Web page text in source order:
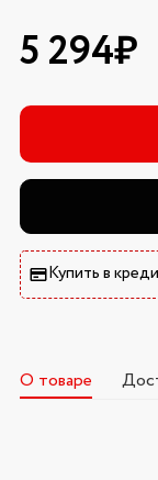
5 294₽
Купить в
О товаре